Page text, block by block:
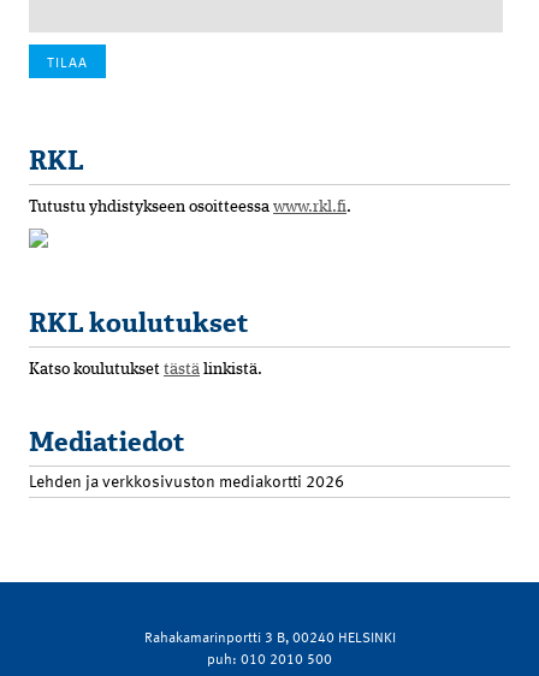
RKL
Tutustu yhdistykseen osoitteessa www.rkl.fi.
RKL koulutukset
Katso koulutukset tästä linkistä.
Mediatiedot
Lehden ja verkkosivuston mediakortti 2026
Rahakamarinportti 3 B, 00240 HELSINKI
puh: 010 2010 500